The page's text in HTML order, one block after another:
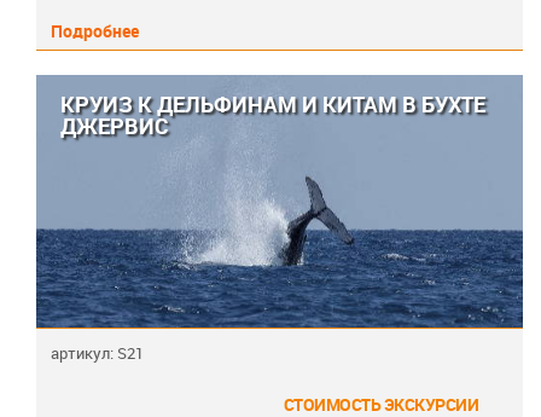
Подробнее
КРУИЗ К ДЕЛЬФИНАМ И КИТАМ В БУХТЕ
ДЖЕРВИС
артикул: S21
СТОИМОСТЬ ЭКСКУРСИИ